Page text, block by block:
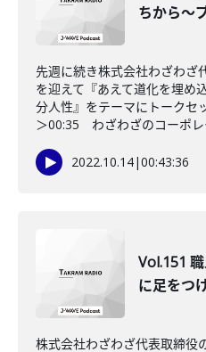
ちから～
先週に続き株式会社わざわざ
を迎えて『あえて道化を埋め
分人性』をテーマにトークセ
＞00:35 わざわざのコーポレ
2022.10.14|00:43:36
Vol.151
に足をつ
株式会社わざわざ代表取締役